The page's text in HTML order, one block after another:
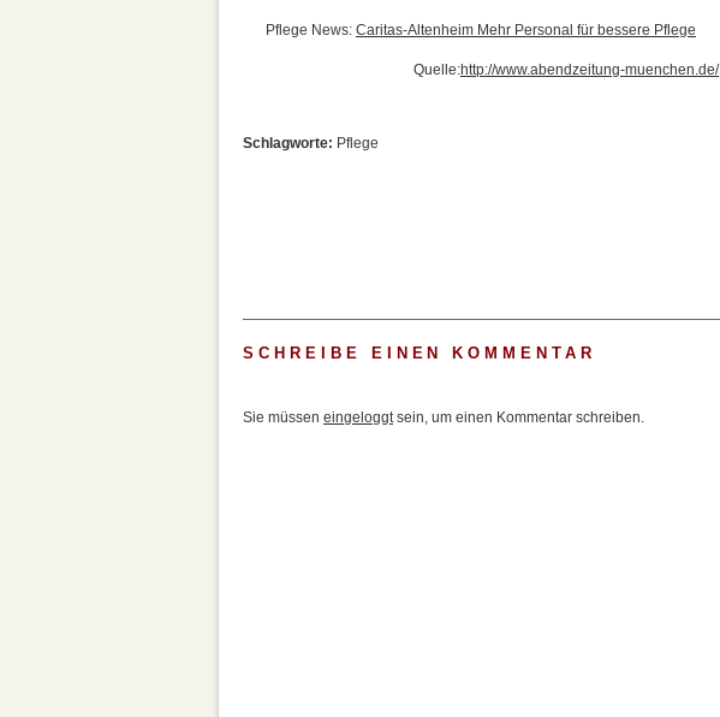
Pflege News: Caritas-Altenheim Mehr Personal für bessere Pflege
Quelle:http://www.abendzeitung-muenchen.de/
Schlagworte: Pflege
SCHREIBE EINEN KOMMENTAR
Sie müssen eingeloggtsein, um einen Kommentar schreiben.